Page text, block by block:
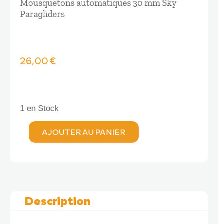
Mousquetons automatiques 30 mm Sky
Paragliders
26,00€
1 en Stock
quantité
30MM
AJOUTER AU PANIER
Description